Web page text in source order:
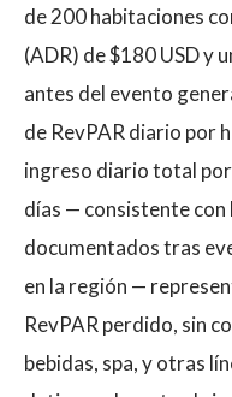
de 200 habitaciones
(ADR) de $180 USD y
antes del evento
de RevPAR diario por
ingreso diario total
días — consistente
documentados tras
en la región —
RevPAR perdido, sin
bebidas, spa, y otras